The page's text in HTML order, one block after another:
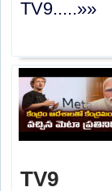
TV9.....»»
TV9